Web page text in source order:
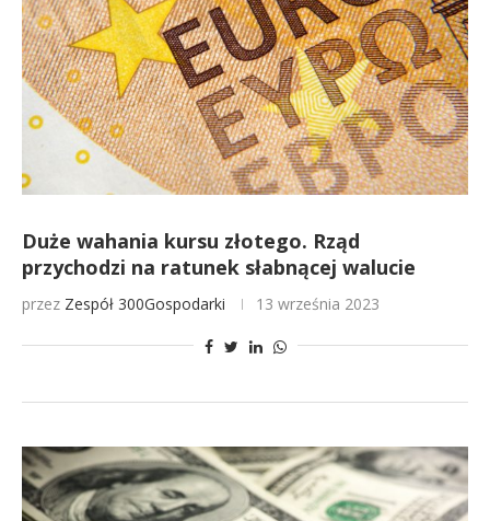
Duże wahania kursu złotego. Rząd
przychodzi na ratunek słabnącej walucie
przez Zespół 300Gospodarki 13 września 2023